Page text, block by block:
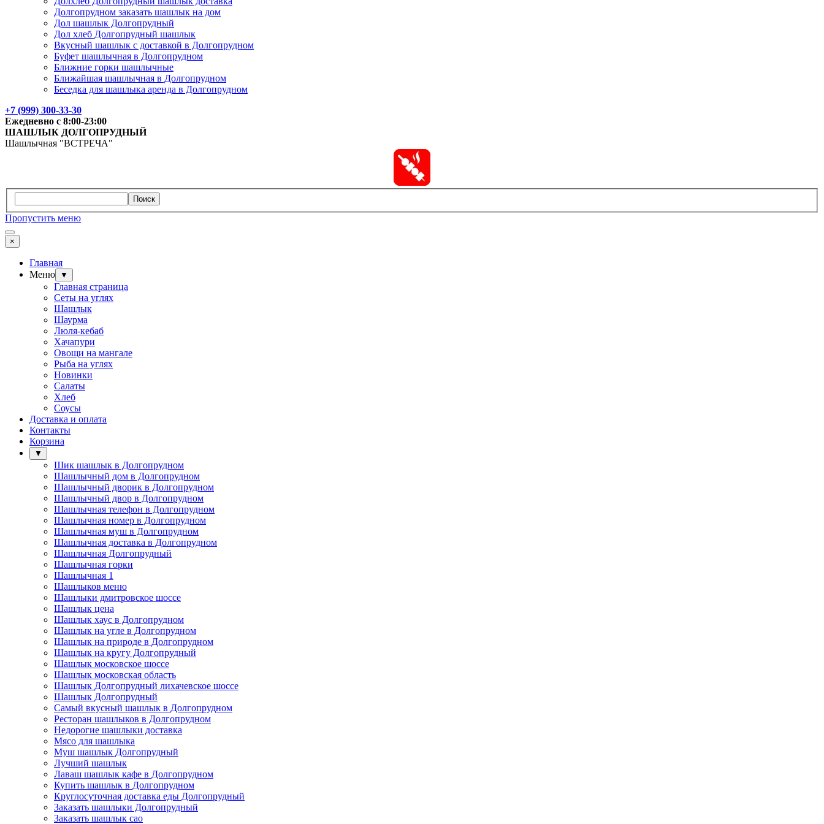
Долгопрудном заказать шашлык на дом
Дол шашлык Долгопрудный
Дол хлеб Долгопрудный шашлык
Вкусный шашлык с доставкой в Долгопрудном
Буфет шашлычная в Долгопрудном
Ближние горки шашлычные
Ближайшая шашлычная в Долгопрудном
Беседка для шашлыка аренда в Долгопрудном
+7 (999) 300-33-30
Ежедневно с 8:00-23:00
ШАШЛЫК ДОЛГОПРУДНЫЙ
Шашлычная "ВСТРЕЧА"
Поиск
Пропустить меню
×
Главная
Меню
▼
Главная страница
Сеты на углях
Шашлык
Шаурма
Люля-кебаб
Хачапури
Овощи на мангале
Рыба на углях
Новинки
Салаты
Хлеб
Соусы
Доставка и оплата
Контакты
Корзина
▼
Шик шашлык в Долгопрудном
Шашлычный дом в Долгопрудном
Шашлычный дворик в Долгопрудном
Шашлычный двор в Долгопрудном
Шашлычная телефон в Долгопрудном
Шашлычная номер в Долгопрудном
Шашлычная муш в Долгопрудном
Шашлычная доставка в Долгопрудном
Шашлычная Долгопрудный
Шашлычная горки
Шашлычная 1
Шашлыков меню
Шашлыки дмитровское шоссе
Шашлык цена
Шашлык хаус в Долгопрудном
Шашлык на угле в Долгопрудном
Шашлык на природе в Долгопрудном
Шашлык на кругу Долгопрудный
Шашлык московское шоссе
Шашлык московская область
Шашлык Долгопрудный лихачевское шоссе
Шашлык Долгопрудный
Самый вкусный шашлык в Долгопрудном
Ресторан шашлыков в Долгопрудном
Недорогие шашлыки доставка
Мясо для шашлыка
Муш шашлык Долгопрудный
Лучший шашлык
Лаваш шашлык кафе в Долгопрудном
Купить шашлык в Долгопрудном
Круглосуточная доставка еды Долгопрудный
Заказать шашлыки Долгопрудный
Заказать шашлык сао